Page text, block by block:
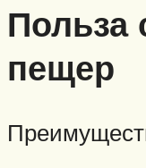
Польза
пещер